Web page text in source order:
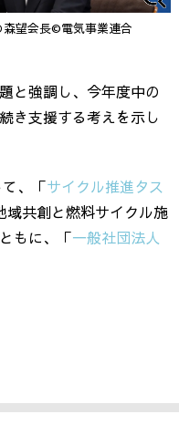
望会長©電気事業連合
と強調し、今年度中の
き支援する考えを示し
、「サイクル推進タス
域共創と燃料サイクル施
もに、「一般社団法人